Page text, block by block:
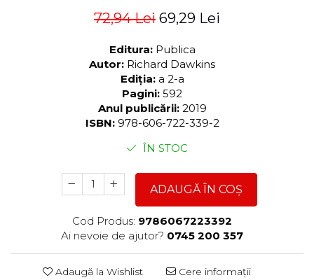
72,94 Lei 69,29 Lei
Editura: Publica
Autor: Richard Dawkins
Ediția: a 2-a
Pagini: 592
Anul publicării: 2019
ISBN: 978-606-722-339-2
ÎN STOC
ADAUGĂ ÎN COȘ
Cod Produs: 9786067223392
Ai nevoie de ajutor? 0745 200 357
Adaugă la Wishlist Cere informații